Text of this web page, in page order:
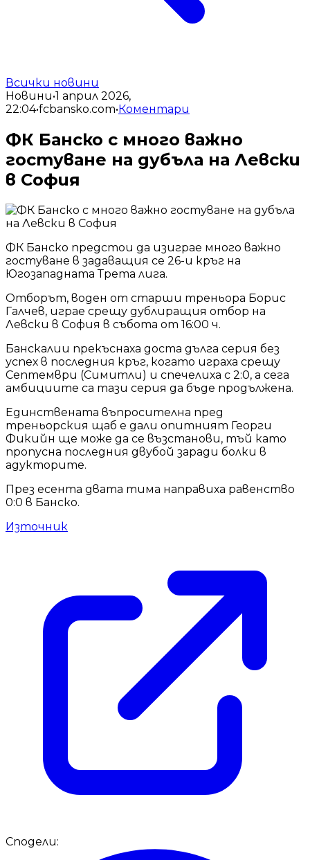
Всички новини
Новини•1 април 2026,
22:04•fcbansko.com•Коментари
ФК Банско с много важно
гостуване на дубъла на Левски
в София
ФК Банско предстои да изиграе много важно
гостуване в задаващия се 26-и кръг на
Югозападната Трета лига.
Отборът, воден от старши треньора Борис
Галчев, играе срещу дублиращия отбор на
Левски в София в събота от 16:00 ч.
Банскалии прекъснаха доста дълга серия без
успех в последния кръг, когато играха срещу
Септември (Симитли) и спечелиха с 2:0, а сега
амбициите са тази серия да бъде продължена.
Единствената въпросителна пред
треньорския щаб е дали опитният Георги
Фикийн ще може да се възстанови, тъй като
пропусна последния двубой заради болки в
адукторите.
През есента двата тима направиха равенство
0:0 в Банско.
Източник
Сподели: